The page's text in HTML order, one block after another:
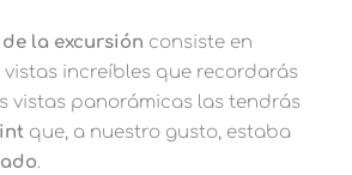
la excursión consiste en
increíbles que recordarás
vistas panorámicas las tendrás
que, a nuestro gusto, estaba
.